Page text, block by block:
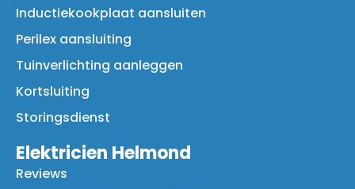
Inductiekookplaat aansluiten
Perilex aansluiting
Tuinverlichting aanleggen
Kortsluiting
Storingsdienst
Elektricien Helmond
Reviews